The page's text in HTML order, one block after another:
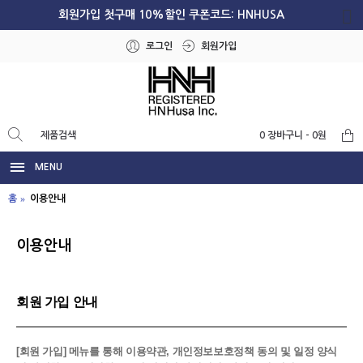
회원가입 첫구매 10%할인 쿠폰코드: HNHUSA
로그인 회원가입
0 장바구니 - 0원
MENU
홈 이용안내
이용안내
회원 가입 안내
[회원 가입] 메뉴를 통해 이용약관, 개인정보보호정책 동의 및 일정 양식